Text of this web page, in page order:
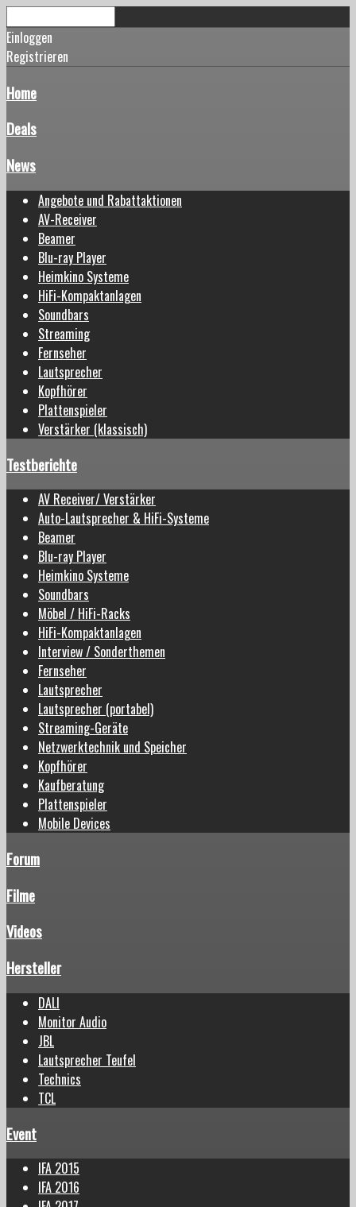
Einloggen
Registrieren
Home
Deals
News
Angebote und Rabattaktionen
AV-Receiver
Beamer
Blu-ray Player
Heimkino Systeme
HiFi-Kompaktanlagen
Soundbars
Streaming
Fernseher
Lautsprecher
Kopfhörer
Plattenspieler
Verstärker (klassisch)
Testberichte
AV Receiver/ Verstärker
Auto-Lautsprecher & HiFi-Systeme
Beamer
Blu-ray Player
Heimkino Systeme
Soundbars
Möbel / HiFi-Racks
HiFi-Kompaktanlagen
Interview / Sonderthemen
Fernseher
Lautsprecher
Lautsprecher (portabel)
Streaming-Geräte
Netzwerktechnik und Speicher
Kopfhörer
Kaufberatung
Plattenspieler
Mobile Devices
Forum
Filme
Videos
Hersteller
DALI
Monitor Audio
JBL
Lautsprecher Teufel
Technics
TCL
Event
IFA 2015
IFA 2016